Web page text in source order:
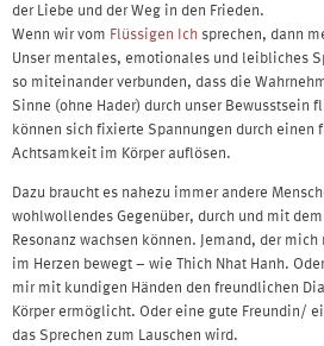
der Liebe und der Weg in den Frieden.
Wenn wir vom Flüssigen Ich sprechen, dann
Unser mentales, emotionales und leibliches
so miteinander verbunden, dass die
Sinne (ohne Hader) durch unser Bewusstsein
können sich fixierte Spannungen durch einen
Achtsamkeit im Körper auflösen.
Dazu braucht es nahezu immer andere
wohlwollendes Gegenüber, durch und mit
Resonanz wachsen können. Jemand, der
im Herzen bewegt – wie Thich Nhat Hanh.
mir mit kundigen Händen den freundlichen
Körper ermöglicht. Oder eine gute Freundin/
das Sprechen zum Lauschen wird.